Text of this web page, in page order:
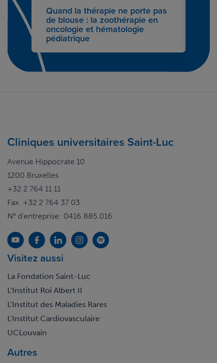
Oui (cette fois-ci)
Manage privacy settings
Quand la thérapie ne porte pas
de blouse : la zoothérapie en
oncologie et hématologie
pédiatrique
Cliniques universitaires Saint-Luc
Avenue Hippocrate 10
1200 Bruxelles
+32 2 764 11 11
Fax. +32 2 764 37 03
N° d'entreprise: 0416.885.016
Visitez aussi
La Fondation Saint-Luc
L'Institut Roi Albert II
L'Institut des Maladies Rares
L'Institut Cardiovasculaire
UCLouvain
Autres